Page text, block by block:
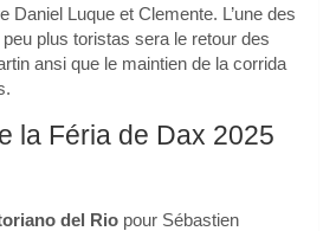
Daniel Luque et Clemente. L’une des
plus toristas sera le retour des
ansi que le maintien de la corrida
la Féria de Dax 2025
del Rio pour Sébastien